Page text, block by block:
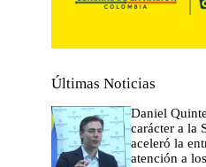
Últimas Noticias
Daniel
carácter a la
aceleró la
atención a